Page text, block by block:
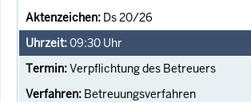
Ds 20/26
09:30 Uhr
Verpflichtung des Betreuers
Betreuungsverfahren